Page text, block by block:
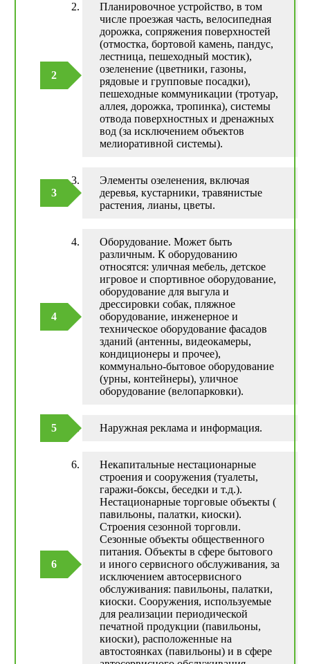
Планировочное устройство, в том
числе проезжая часть, велосипедная
дорожка, сопряжения поверхностей
(отмостка, бортовой камень, пандус,
лестница, пешеходный мостик),
озеленение (цветники, газоны,
рядовые и групповые посадки),
пешеходные коммуникации (тротуар,
аллея, дорожка, тропинка), системы
отвода поверхностных и дренажных
вод (за исключением объектов
мелиоративной системы).
Элементы озеленения, включая
деревья, кустарники, травянистые
растения, лианы, цветы.
Оборудование. Может быть
различным. К оборудованию
относятся: уличная мебель, детское
игровое и спортивное оборудование,
оборудование для выгула и
дрессировки собак, пляжное
оборудование, инженерное и
техническое оборудование фасадов
зданий (антенны, видеокамеры,
кондиционеры и прочее),
коммунально-бытовое оборудование
(урны, контейнеры), уличное
оборудование (велопарковки).
Наружная реклама и информация.
Некапитальные нестационарные
строения и сооружения (туалеты,
гаражи-боксы, беседки и т.д.).
Нестационарные торговые объекты (
павильоны, палатки, киоски).
Строения сезонной торговли.
Сезонные объекты общественного
питания. Объекты в сфере бытового
и иного сервисного обслуживания, за
исключением автосервисного
обслуживания: павильоны, палатки,
киоски. Сооружения, используемые
для реализации периодической
печатной продукции (павильоны,
киоски), расположенные на
автостоянках (павильоны) и в сфере